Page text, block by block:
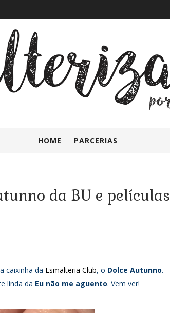
HOME PARCERIAS
da BU e películas
caixinha da Esmalteria Club, o Dolce Autunno.
linda da Eu não me aguento. Vem ver!